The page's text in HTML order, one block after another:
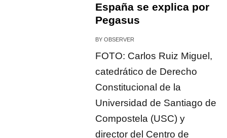
España se explica por
Pegasus
BYOBSERVER
FOTO: Carlos Ruiz Miguel,
catedrático de Derecho
Constitucional de la
Universidad de Santiago de
Compostela (USC) y
director del Centro de